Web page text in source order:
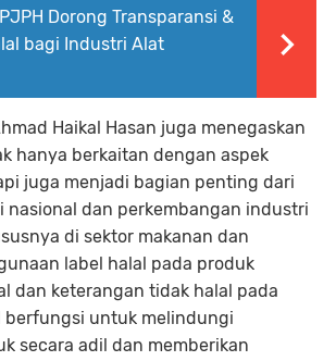
Dorong Transparansi &
bagi Industri Alat
Haikal Hasan juga menegaskan
hanya berkaitan dengan aspek
juga menjadi bagian penting dari
nasional dan perkembangan industri
di sektor makanan dan
label halal pada produk
dan keterangan tidak halal pada
berfungsi untuk melindungi
secara adil dan memberikan